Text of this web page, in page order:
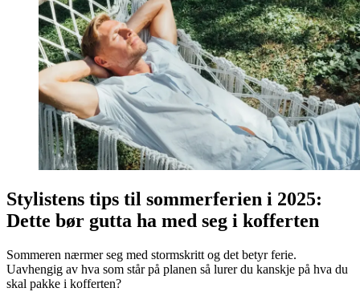
Stylistens tips til sommerferien i 2025:
Dette bør gutta ha med seg i kofferten
Sommeren nærmer seg med stormskritt og det betyr ferie.
Uavhengig av hva som står på planen så lurer du kanskje på hva du
skal pakke i kofferten?